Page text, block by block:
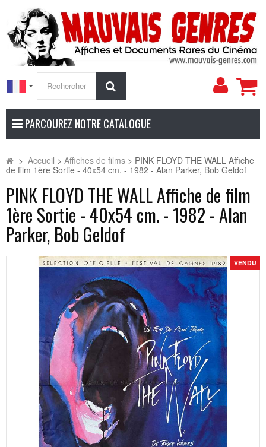
Mon
PARCOUREZ NOTRE CATALOGUE
> Accueil > Affiches de films > PINK FLOYD THE WALL Affiche
de film 1ère Sortie - 40x54 cm. - 1982 - Alan Parker, Bob Geldof
PINK FLOYD THE WALL Affiche de film
1ère Sortie - 40x54 cm. - 1982 - Alan
Parker, Bob Geldof
VENDU